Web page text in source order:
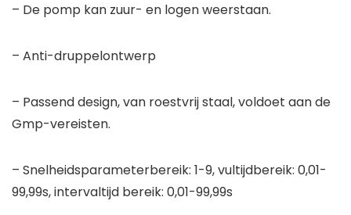
– De pomp kan zuur- en logen weerstaan.
– Anti-druppelontwerp
– Passend design, van roestvrij staal, voldoet aan de
Gmp-vereisten.
– Snelheidsparameterbereik: 1-9, vultijdbereik: 0,01-
99,99s, intervaltijd bereik: 0,01-99,99s